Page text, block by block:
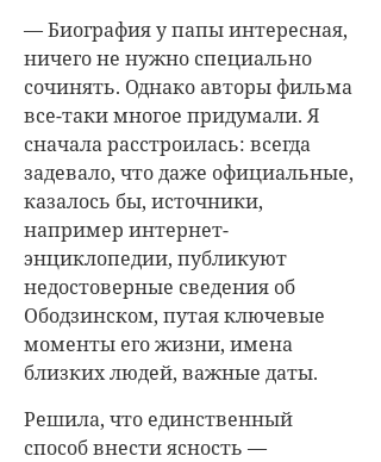
— Биография у папы интересная,
ничего не нужно специально
сочинять. Однако авторы фильма
все-таки многое придумали. Я
сначала расстроилась: всегда
задевало, что даже официальные,
казалось бы, источники,
например интернет-
энциклопедии, публикуют
недостоверные сведения об
Ободзинском, путая ключевые
моменты его жизни, имена
близких людей, важные даты.
Решила, что единственный
способ внести ясность —